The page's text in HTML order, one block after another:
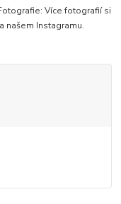
Více fotografií si
našem Instagramu.